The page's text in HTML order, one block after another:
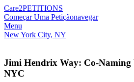
Care2PETITIONS
Começar Uma Petiçãonavegar
Menu
New York City, NY
Jimi Hendrix Way: Co-Naming
NYC